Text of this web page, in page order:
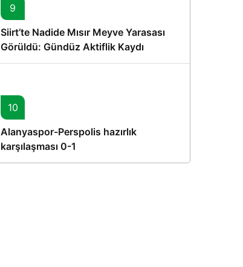
9
Siirt’te Nadide Mısır Meyve Yarasası
Görüldü: Gündüz Aktiflik Kaydı
10
Alanyaspor-Perspolis hazırlık
karşılaşması 0-1